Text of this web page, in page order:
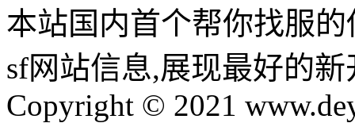
本站国内首个帮你找服
sf网站信息,展现最好的
Copyright © 2021